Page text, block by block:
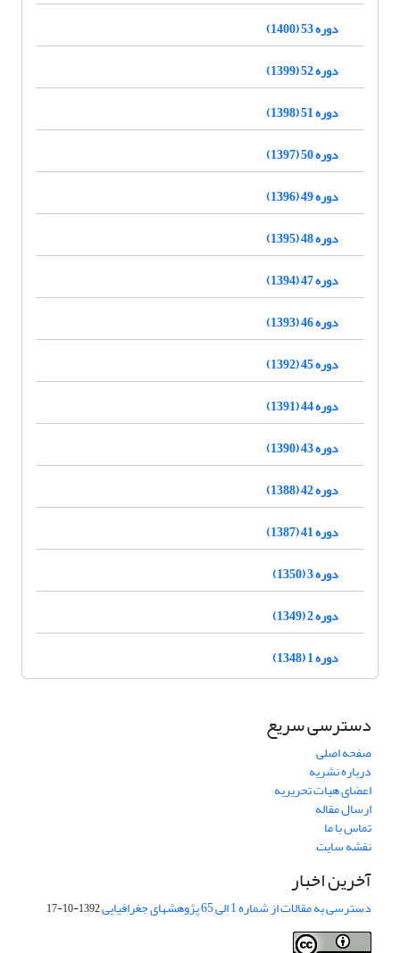
دوره 53 (1400)
دوره 52 (1399)
دوره 51 (1398)
دوره 50 (1397)
دوره 49 (1396)
دوره 48 (1395)
دوره 47 (1394)
دوره 46 (1393)
دوره 45 (1392)
دوره 44 (1391)
دوره 43 (1390)
دوره 42 (1388)
دوره 41 (1387)
دوره 3 (1350)
دوره 2 (1349)
دوره 1 (1348)
دسترسی سریع
صفحه اصلی
درباره نشریه
اعضای هیات تحریریه
ارسال مقاله
تماس با ما
نقشه سایت
آخرین اخبار
دسترسی به مقالات از شماره 1 الی 65 پژوهشهای جغرافیایی 1392-10-17